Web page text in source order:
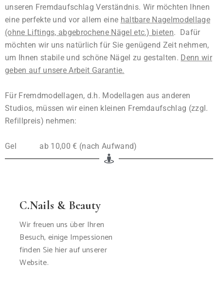
unseren Fremdaufschlag Verständnis. Wir möchten Ihnen
eine perfekte und vor allem eine haltbare Nagelmodellage
(ohne Liftings, abgebrochene Nägel etc.) bieten. Dafür
möchten wir uns natürlich für Sie genügend Zeit nehmen,
um Ihnen stabile und schöne Nägel zu gestalten. Denn wir
geben auf unsere Arbeit Garantie.
Für Fremdmodellagen, d.h. Modellagen aus anderen
Studios, müssen wir einen kleinen Fremdaufschlag (zzgl.
Refillpreis) nehmen:
Gel ab 10,00 € (nach Aufwand)
C.Nails & Beauty
Wir freuen uns über Ihren
Besuch, einige Impessionen
finden Sie hier auf unserer
Website.